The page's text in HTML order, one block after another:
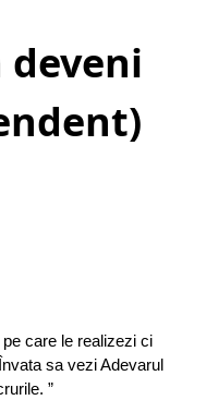
care le realizezi ci
sa vezi Adevarul
”